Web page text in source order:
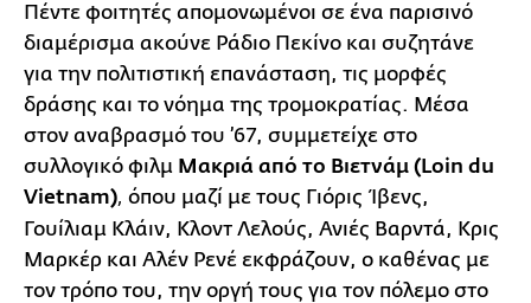
Πέντε φοιτητές απομονωμένοι σε ένα παρισινό
διαμέρισμα ακούνε Ράδιο Πεκίνο και συζητάνε
για την πολιτιστική επανάσταση, τις μορφές
δράσης και το νόημα της τρομοκρατίας. Μέσα
στον αναβρασμό του ’67, συμμετείχε στο
συλλογικό φιλμ Μακριά από το Βιετνάμ (Loin du
Vietnam), όπου μαζί με τους Γιόρις Ίβενς,
Γουίλιαμ Κλάιν, Κλοντ Λελούς, Ανιές Βαρντά, Κρις
Μαρκέρ και Αλέν Ρενέ εκφράζουν, ο καθένας με
τον τρόπο του, την οργή τους για τον πόλεμο στο